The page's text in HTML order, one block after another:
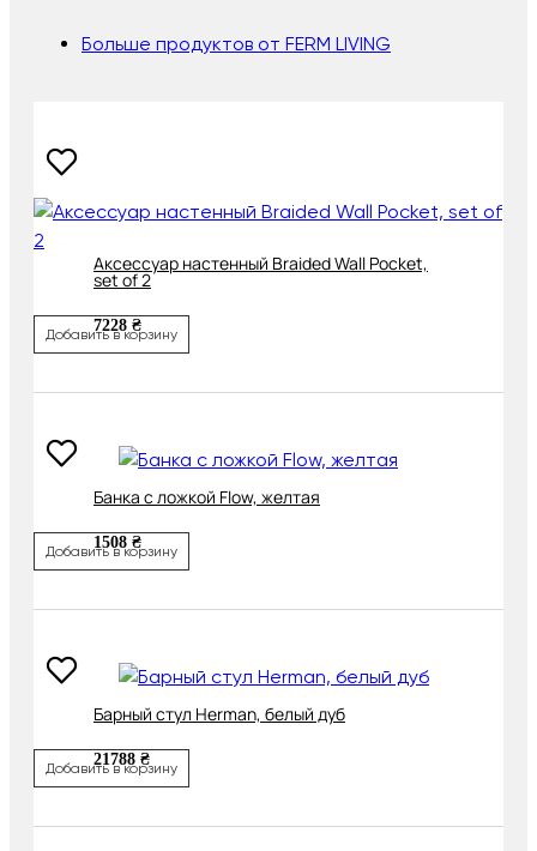
Больше продуктов от FERM LIVING
Аксессуар настенный Braided Wall Pocket,
set of 2
7228 ₴
Добавить в корзину
Банка с ложкой Flow, желтая
1508 ₴
Добавить в корзину
Барный стул Herman, белый дуб
21788 ₴
Добавить в корзину